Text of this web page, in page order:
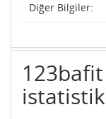
Diğer Bilgiler:
123bafit